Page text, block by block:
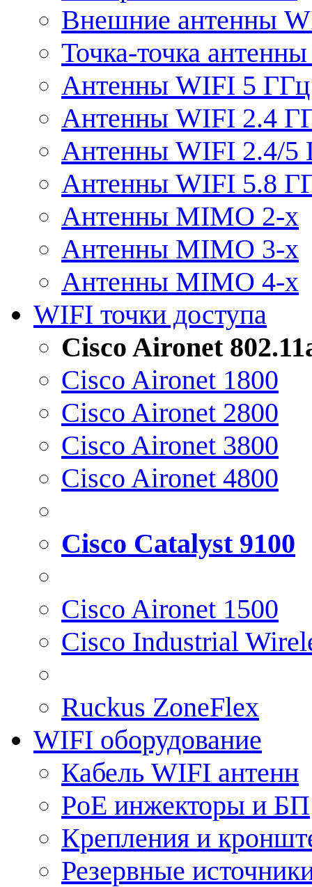
Внешние антенны
Точка-точка
Антенны WIFI 5 ГГц
Антенны WIFI 2.4
Антенны WIFI 2.4/5
Антенны WIFI 5.8
Антенны MIMO 2-x
Антенны MIMO 3-x
Антенны MIMO 4-x
WIFI точки доступа
Cisco Aironet
Cisco Aironet 1800
Cisco Aironet 2800
Cisco Aironet 3800
Cisco Aironet 4800
Cisco Catalyst 9100
Cisco Aironet 1500
Cisco Industrial
Ruckus ZoneFlex
WIFI оборудование
Кабель WIFI антенн
PoE инжекторы и БП
Крепления и
Резервные